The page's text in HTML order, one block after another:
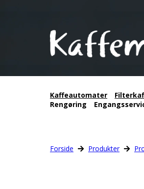
Kaffeautomater
Rengøring
Forside Produkter